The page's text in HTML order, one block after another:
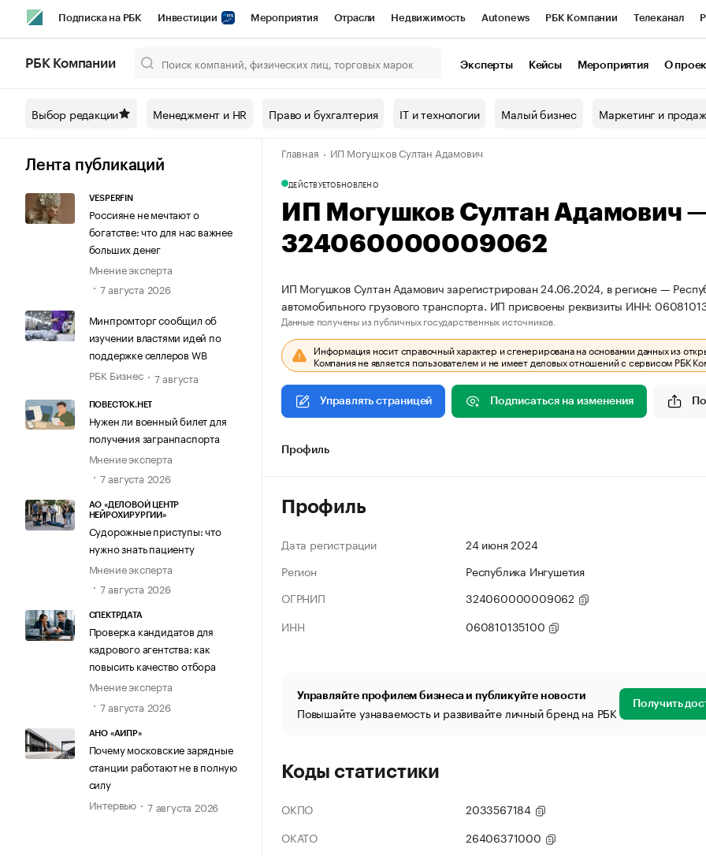
Подписка на РБК Инвестиции Мероприятия Отрасли Недвижимость Autonews РБК Компании Телеканал
Спецпроекты СПб Конференции СПб Спецпроекты Проверка контрагентов
Технологии и медиа Рынок наличной валюты
РБК Компании Эксперты Кейсы Мероприятия О
Выбор редакции Менеджмент и HR Право и бухгалтерия IT и технологии Малый бизнес Маркетинг и
Лента публикаций
VESPERFIN
Россияне не мечтают о
богатстве: что для нас важнее
больших денег
Мнение эксперта
7 августа 2026
Минпромторг сообщил об
изучении властями идей по
поддержке селлеров WB
РБК Бизнес
7 августа
ПОВЕСТОК.НЕТ
Нужен ли военный билет для
получения загранпаспорта
Мнение эксперта
7 августа 2026
АО «ДЕЛОВОЙ ЦЕНТР
НЕЙРОХИРУРГИИ»
Судорожные приступы: что
нужно знать пациенту
Мнение эксперта
7 августа 2026
СПЕКТРДАТА
Проверка кандидатов для
кадрового агентства: как
повысить качество отбора
Мнение эксперта
7 августа 2026
АНО «АИПР»
Почему московские зарядные
станции работают не в полную
силу
Интервью
7 августа 2026
Главная ИП Могушков Султан Адамович
ДЕЙСТВУЕТОБНОВЛЕНО
ИП Могушков Султан Адамович
324060000009062
ИП Могушков Султан Адамович зарегистрирован 24.06.2024, в регионе —
автомобильного грузового транспорта. ИП присвоены реквизиты ИНН:
Данные получены из публичных государственных источников.
Информация носит справочный характер и сгенерирована на основании данных из
Компания не является пользователем и не имеет деловых отношений с сервисом РБК
Управлять страницей Подписаться на изменения
Профиль
Профиль
Дата регистрации
24 июня 2024
Регион
Республика Ингушетия
ОГРНИП
324060000009062
ИНН
060810135100
Управляйте профилем бизнеса и публикуйте новости
Повышайте узнаваемость и развивайте личный бренд на РБК Получить
Коды статистики
ОКПО
2033567184
ОКАТО
26406371000